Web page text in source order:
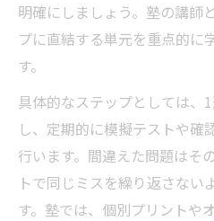
明確にしましょう。塾の講師
プに直結する単元を重点的に
す。
具体的なステップとしては、
し、定期的に模擬テストや確
行います。間違えた問題はそ
トで同じミスを繰り返さない
す。塾では、個別プリントや